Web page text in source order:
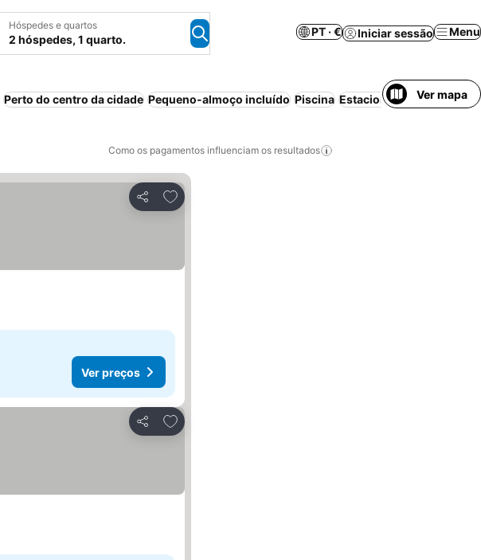
Hóspedes e quartos
2 hóspedes, 1 quarto.
PT · € Iniciar sessão Menu
Perto do centro da cidade Pequeno-almoço incluído Piscina EstacionamentoVer mapa
Como os pagamentos influenciam os resultados
Partilhar
Adicionar aos favoritos
Ver preços
Partilhar
Adicionar aos favoritos